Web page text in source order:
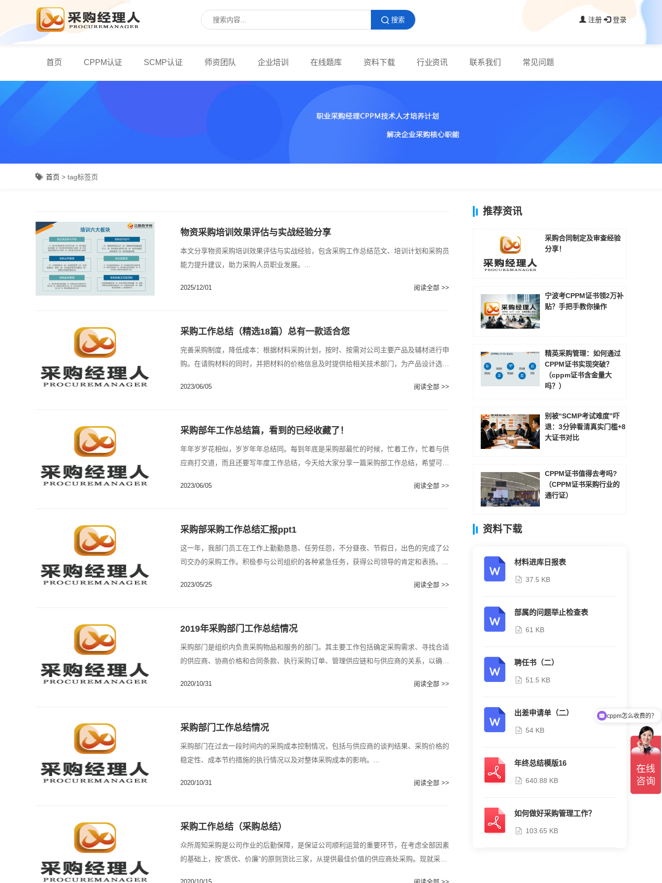
搜索 注册 登录
首页 CPPM认证 SCMP认证 师资团队 企业培训 在线题库 资料下载 行业资讯 联系我们 常见问题
首页 > tag标签页
物资采购培训效果评估与实战经验分享
本文分享物资采购培训效果评估与实战经验，包含采购工作总结范文、培训计划和采购员
能力提升建议，助力采购人员职业发展。...
2025/12/01 阅读全部 >>
采购工作总结（精选18篇）总有一款适合您
完善采购制度，降低成本：根据材料采购计划，按时、按需对公司主要产品及辅材进行申
购。在请购材料的同时，并把材料的价格信息及时提供给相关技术部门，为产品设计选材
2023/06/05 阅读全部 >>
采购部年工作总结篇，看到的已经收藏了！
年年岁岁花相似，岁岁年年总结同。每到年底是采购部最忙的时候，忙着工作，忙着与供
应商打交道，而且还要写年度工作总结，今天给大家分享一篇采购部工作总结，希望可给
2023/06/05 阅读全部 >>
采购部采购工作总结汇报ppt1
​这一年，我部门员工在工作上勤勤恳恳、任劳任怨，不分昼夜、节假日，出色的完成了公
司交办的采购工作。积极参与公司组织的各种紧急任务，获得公司领导的肯定和表扬。...
2023/05/25 阅读全部 >>
2019年采购部门工作总结情况
采购部门是组织内负责采购物品和服务的部门。其主要工作包括确定采购需求、寻找合适
的供应商、协商价格和合同条款、执行采购订单、管理供应链和与供应商的关系，以确保
2020/10/31 阅读全部 >>
采购部门工作总结情况
采购部门在过去一段时间内的采购成本控制情况，包括与供应商的谈判结果、采购价格的
稳定性、成本节约措施的执行情况以及对整体采购成本的影响。...
2020/10/31 阅读全部 >>
采购工作总结（采购总结）
众所周知采购是公司作业的后勤保障，是保证公司顺利运营的重要环节，在考虑全部因素
的基础上，按“质优、价廉”的原则货比三家，从提供最佳价值的供应商处采购。现就采购
推荐资讯
采购合同制定及审查经验
分享！
宁波考CPPM证书领2万补
贴？手把手教你操作
精英采购管理：如何通过
CPPM证书实现突破？
（cppm证书含金量大
吗？）
别被“SCMP考试难度”吓
退：3分钟看清真实门槛+8
大证书对比
CPPM证书值得去考吗?
（CPPM证书采购行业的
通行证）
资料下载
材料进库日报表
37.5 KB
部属的问题举止检查表
61 KB
聘任书（二）
51.5 KB
出差申请单（二）
54 KB
年终总结模版16
640.88 KB
如何做好采购管理工作？
103.65 KB
cppm怎么收费的？